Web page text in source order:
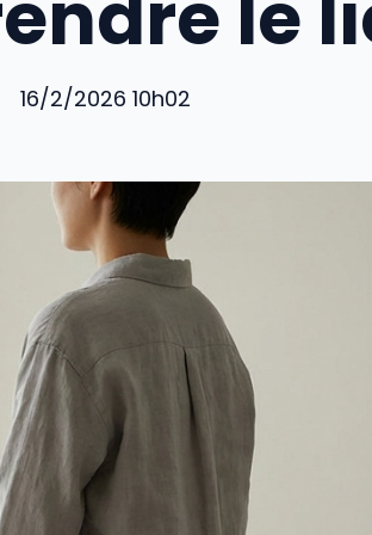
16/2/2026 10h02